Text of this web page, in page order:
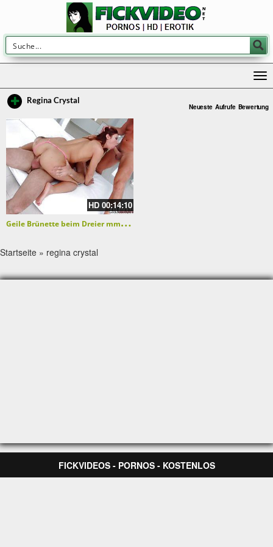
Regina Crystal
Neueste Aufrufe Bewertung
HD 00:14:10
G
eile Brünette beim Dreier mmf in den Arsch gefickt
Startseite » regina crystal
FICKVIDEOS - PORNOS - KOSTENLOS